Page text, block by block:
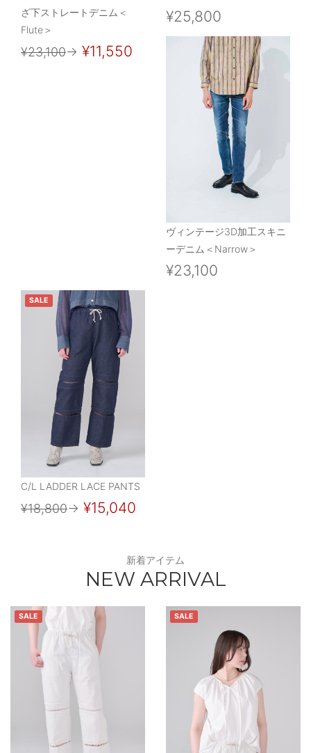
ざ下ストレートデニム＜
Flute＞
¥23,100→ ¥11,550
¥25,800
ヴィンテージ3D加工スキニ
ーデニム＜Narrow＞
¥23,100
SALE
C/L LADDER LACE PANTS
¥18,800→ ¥15,040
新着アイテム
NEW ARRIVAL
SALE SALE